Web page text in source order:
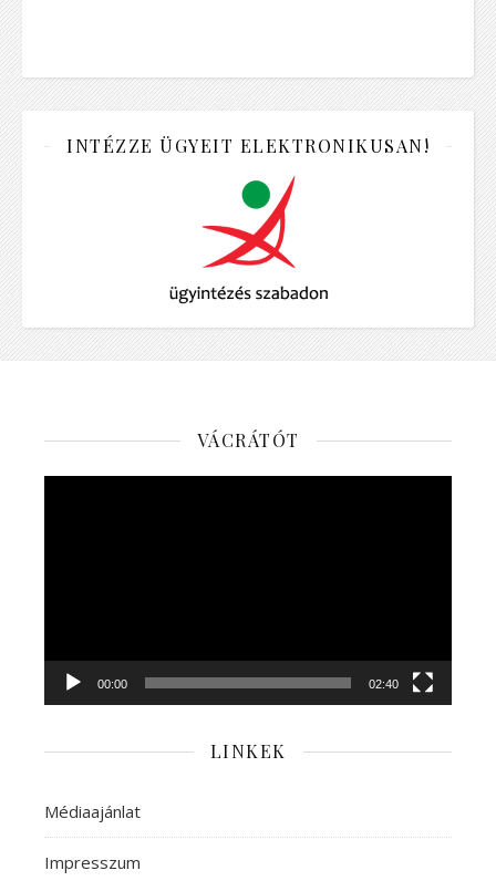
INTÉZZE ÜGYEIT ELEKTRONIKUSAN!
VÁCRÁTÓT
00:00 02:40
LINKEK
Médiaajánlat
Impresszum